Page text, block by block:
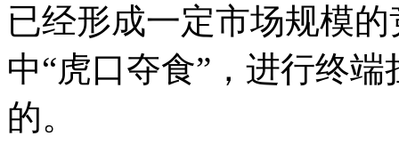
已经形成一定市场规模
中“虎口夺食”，进行终
的。